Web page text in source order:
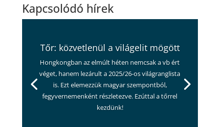
Kapcsolódó hírek
Tőr: közvetlenül a világelit mögött
Hongkongban az elmúlt héten nemcsak a vb ért
véget, hanem lezárult a 2025/26-os világranglista
is. Ezt elemezzük magyar szempontból,
fegyvernemenként részletezve. Ezúttal a tőrrel
kezdünk!